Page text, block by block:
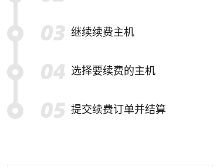
继续续费主机
选择要续费的主机
提交续费订单并结算